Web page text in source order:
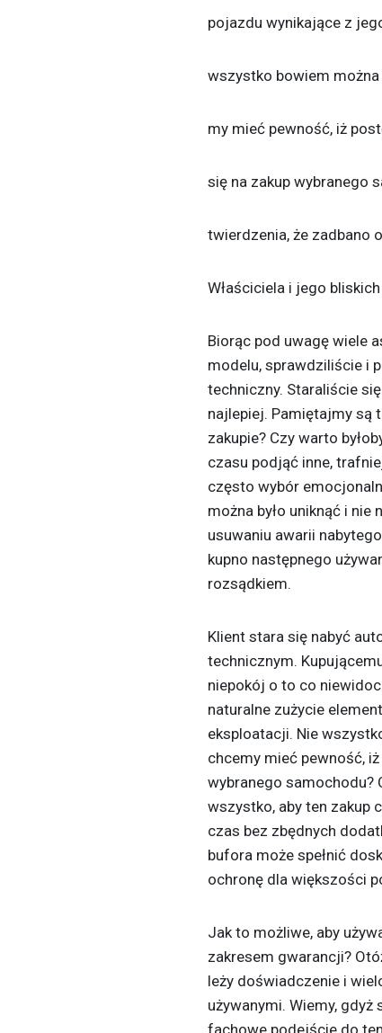
pojazdu wynikające z
wszystko bowiem
my mieć pewność, iż
się na zakup wybranego
twierdzenia, że zadbano
Właściciela i jego
Biorąc pod uwagę wiele
modelu, sprawdziliście i
techniczny. Staraliście
najlepiej. Pamiętajmy są
zakupie? Czy warto
czasu podjąć inne,
często wybór
można było uniknąć i
usuwaniu awarii
kupno następnego
rozsądkiem.
Klient stara się nabyć
technicznym.
niepokój o to co
naturalne zużycie
eksploatacji. Nie
chcemy mieć pewność,
wybranego samochodu?
wszystko, aby ten zakup
czas bez zbędnych
bufora może spełnić
ochronę dla większości
Jak to możliwe, aby
zakresem gwarancji?
leży doświadczenie i
używanymi. Wiemy,